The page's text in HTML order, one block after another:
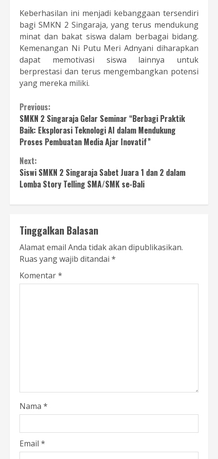
Keberhasilan ini menjadi kebanggaan tersendiri
bagi SMKN 2 Singaraja, yang terus mendukung
minat dan bakat siswa dalam berbagai bidang.
Kemenangan Ni Putu Meri Adnyani diharapkan
dapat memotivasi siswa lainnya untuk
berprestasi dan terus mengembangkan potensi
yang mereka miliki.
Continue
Reading
Previous:
SMKN 2 Singaraja Gelar Seminar “Berbagi Praktik
Baik: Eksplorasi Teknologi AI dalam Mendukung
Proses Pembuatan Media Ajar Inovatif”
Next:
Siswi SMKN 2 Singaraja Sabet Juara 1 dan 2 dalam
Lomba Story Telling SMA/SMK se-Bali
Tinggalkan Balasan
Alamat email Anda tidak akan dipublikasikan.
Ruas yang wajib ditandai *
Komentar*
Nama *
Email *